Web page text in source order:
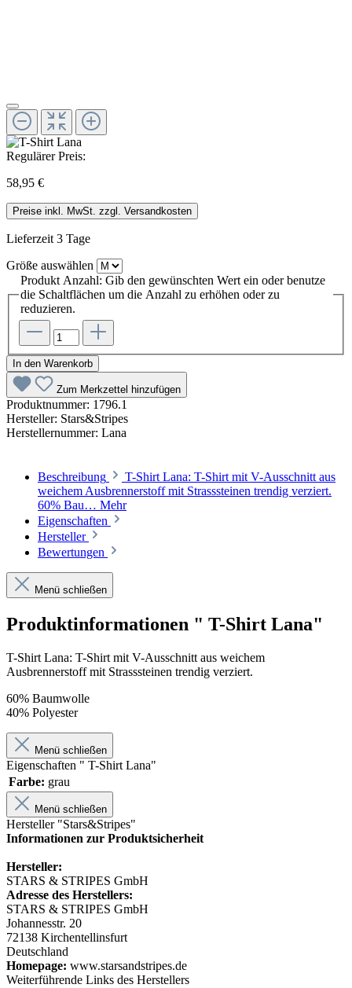
Regulärer Preis:
58,95 €
Preise inkl. MwSt. zzgl. Versandkosten
Lieferzeit 3 Tage
Größe auswählen
Produkt Anzahl: Gib den gewünschten Wert ein oder benutze
die Schaltflächen um die Anzahl zu erhöhen oder zu
reduzieren.
In den Warenkorb
Zum Merkzettel hinzufügen
Produktnummer: 1796.1
Hersteller: Stars&Stripes
Herstellernummer: Lana
Beschreibung
T-Shirt Lana: T-Shirt mit V-Ausschnitt aus
weichem Ausbrennerstoff mit Strasssteinen trendig verziert.
60% Bau… Mehr
Eigenschaften
Hersteller
Bewertungen
Menü schließen
Produktinformationen " T-Shirt Lana"
T-Shirt Lana: T-Shirt mit V-Ausschnitt aus weichem
Ausbrennerstoff mit Strasssteinen trendig verziert.
60% Baumwolle
40% Polyester
Menü schließen
Eigenschaften " T-Shirt Lana"
Farbe: grau
Menü schließen
Hersteller "Stars&Stripes"
Informationen zur Produktsicherheit
Hersteller:
STARS & STRIPES GmbH
Adresse des Herstellers:
STARS & STRIPES GmbH
Johannesstr. 20
72138 Kirchentellinsfurt
Deutschland
Homepage: www.starsandstripes.de
Weiterführende Links des Herstellers